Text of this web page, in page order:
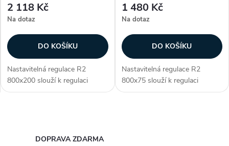
2 118 Kč
Na dotaz
DO KOŠÍKU
Nastavitelná regulace R2
800x200 slouží k regulaci
průtoku vzduchu. Regulace je
1 480 Kč
Na dotaz
DO KOŠÍKU
Nastavitelná regulace R2
800x75 slouží k regulaci
průtoku vzduchu. Regulace je
DOPRAVA ZDARMA